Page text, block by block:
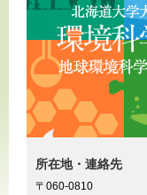
所在地・連絡先
〒060-0810